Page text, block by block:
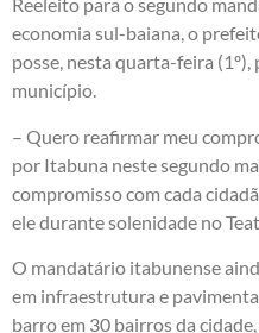
Reeleito para o segundo
economia sul-baiana, o
posse, nesta quarta-feira
município.
– Quero reafirmar meu
por Itabuna neste segundo
compromisso com cada
ele durante solenidade no
O mandatário itabunense
em infraestrutura e
barro em 30 bairros da